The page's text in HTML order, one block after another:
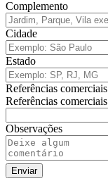
Complemento
Cidade
Estado
Referências comerciais
Referências comerciais
Observações
Enviar